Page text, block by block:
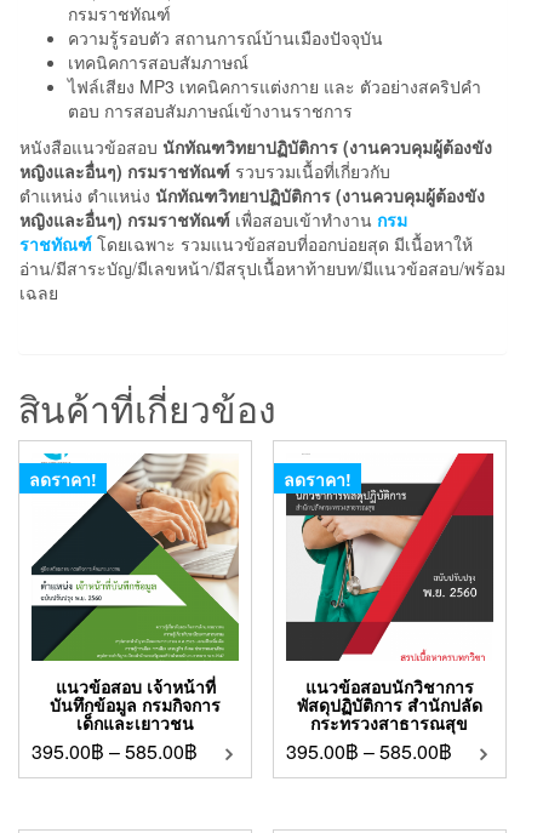
กรมราชทัณฑ์
ความรู้รอบตัว สถานการณ์บ้านเมืองปัจจุบัน
เทคนิคการสอบสัมภาษณ์
ไฟล์เสียง MP3 เทคนิคการแต่งกาย และ ตัวอย่างสคริปคำ
ตอบ การสอบสัมภาษณ์เข้างานราชการ
หนังสือแนวข้อสอบ นักทัณฑวิทยาปฏิบัติการ (งานควบคุมผู้ต้องขัง
หญิงและอื่นๆ) กรมราชทัณฑ์ รวบรวมเนื้อที่เกี่ยวกับ
ตำแหน่ง ตำแหน่ง นักทัณฑวิทยาปฏิบัติการ (งานควบคุมผู้ต้องขัง
หญิงและอื่นๆ) กรมราชทัณฑ์ เพื่อสอบเข้าทำงาน กรม
ราชทัณฑ์ โดยเฉพาะ รวมแนวข้อสอบที่ออกบ่อยสุด มีเนื้อหาให้
อ่าน/มีสาระบัญ/มีเลขหน้า/มีสรุปเนื้อหาท้ายบท/มีแนวข้อสอบ/พร้อม
เฉลย
สินค้าที่เกี่ยวข้อง
ลดราคา!
แนวข้อสอบ เจ้าหน้าที่
บันทึกข้อมูล กรมกิจการ
เด็กและเยาวชน
395.00฿ –585.00฿
ลดราคา!
แนวข้อสอบนักวิชาการ
พัสดุปฏิบัติการ สำนักปลัด
กระทรวงสาธารณสุข
395.00฿ –585.00฿